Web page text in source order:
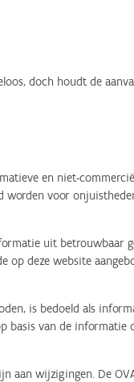
doch houdt de
en niet-
worden voor
uit betrouwbaar
op deze website
is bedoeld als
basis van de informatie
aan wijzigingen. De